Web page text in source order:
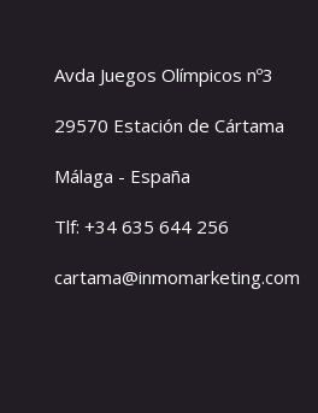
Avda Juegos Olímpicos nº3
29570 Estación de Cártama
Málaga - España
Tlf: +34 635 644 256
cartama@inmomarketing.com